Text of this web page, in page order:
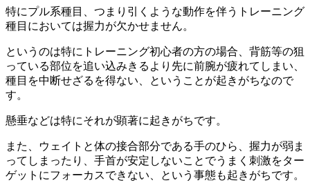
特にプル系種目
、つまり引くような動作を伴うトレーニング
種目においては握力が欠かせません。
というのは特にトレーニング初心者の方の場合、 背筋等の狙
っている部位を追い込みきるより先に前腕が疲れてしまい、
種目を中断せざるを得ない 、ということが起きがちなので
す。
懸垂などは特にそれが顕著に起きがちです。
また、
ウェイトと体の接合部分である手のひら、握力が弱ま
ってしまったり、手首が安定しないことでうまく刺激をター
ゲットにフォーカスできない 、という事態も起きがちです。